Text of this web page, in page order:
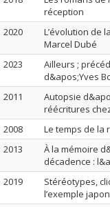
réception
2020
L’évolution de
Marcel Dubé
2023
Ailleurs ;
d&apos;Yves
2011
Autopsie
réécritures
2008
Le temps de la
2013
À la mémoire
décadence :
2019
Stéréotypes,
l’exemple